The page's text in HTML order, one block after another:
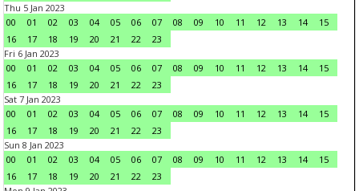
Thu 5 Jan 2023
00
01 02 03 04 05 06 07 08 09 10 11 12 13 14
15
16
17 18 19 20 21 22
23
Fri 6 Jan 2023
00
01 02 03 04 05 06 07 08 09 10 11 12 13 14
15
16
17 18 19 20 21 22
23
Sat 7 Jan 2023
00
01 02 03 04 05 06 07 08 09 10 11 12 13 14
15
16
17 18 19 20 21 22
23
Sun 8 Jan 2023
00
01 02 03 04 05 06 07 08 09 10 11 12 13 14
15
16
17 18 19 20 21 22
23